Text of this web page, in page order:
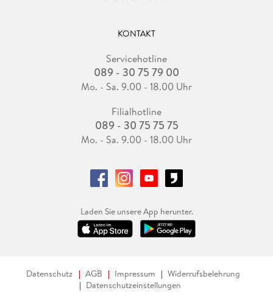
KONTAKT
Servicehotline
089 - 30 75 79 00
Mo. - Sa. 9.00 - 18.00 Uhr
Filialhotline
089 - 30 75 75 75
Mo. - Sa. 9.00 - 18.00 Uhr
Laden Sie unsere App herunter.
Datenschutz AGB Impressum
Widerrufsbelehrung
Datenschutzeinstellungen